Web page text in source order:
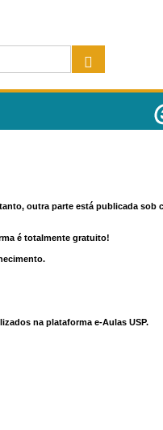
outra parte está publicada sob
é totalmente gratuito!
na plataforma e-Aulas USP.